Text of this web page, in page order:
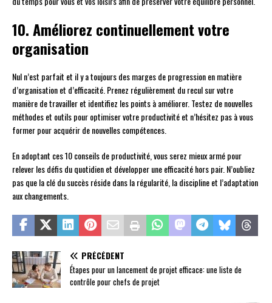
10. Améliorez continuellement votre
organisation
Nul n’est parfait et il y a toujours des marges de progression en matière
d’organisation et d’efficacité. Prenez régulièrement du recul sur votre
manière de travailler et identifiez les points à améliorer. Testez de nouvelles
méthodes et outils pour optimiser votre productivité et n’hésitez pas à vous
former pour acquérir de nouvelles compétences.
En adoptant ces 10 conseils de productivité, vous serez mieux armé pour
relever les défis du quotidien et développer une efficacité hors pair. N’oubliez
pas que la clé du succès réside dans la régularité, la discipline et l’adaptation
aux changements.
PRÉCÉDENT
Étapes pour un lancement de projet efficace: une liste de
contrôle pour chefs de projet